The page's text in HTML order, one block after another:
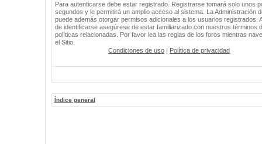
Para autenticarse debe estar registrado. Registrarse tomará solo unos
segundos y le permitirá un amplio acceso al sistema. La Administración
puede además otorgar permisos adicionales a los usuarios registrados.
de identificarse asegúrese de estar familiarizado con nuestros términos
políticas relacionadas. Por favor lea las reglas de los foros mientras
el Sitio.
Condiciones de uso | Política de privacidad
Índice general